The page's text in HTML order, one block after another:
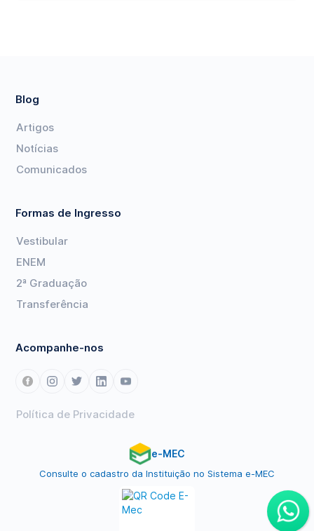
Blog
Artigos
Notícias
Comunicados
Formas de Ingresso
Vestibular
ENEM
2ª Graduação
Transferência
Acompanhe-nos
Política de Privacidade
e-MEC
Consulte o cadastro da Instituição no Sistema e-MEC